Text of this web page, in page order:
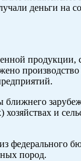
деньги на
продукции,
ближнего
и
федерального
пород.